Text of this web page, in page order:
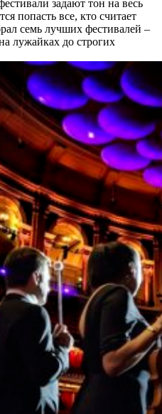
задают тон на весь
попасть все, кто считает
семь лучших фестивалей –
лужайках до строгих